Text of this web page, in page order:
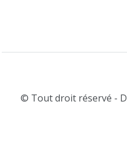
© Tout droit réservé -